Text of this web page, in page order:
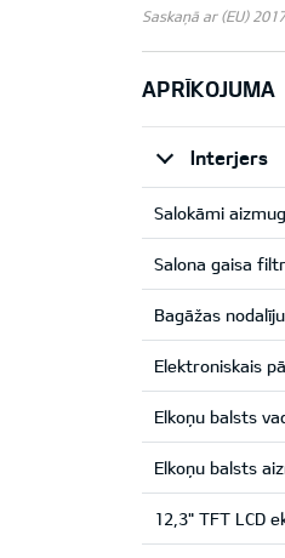
Saskaņā ar (EU)
APRĪKOJUMA
Interjers
Salokāmi
Salona gaisa
Bagāžas
Elektroniskais
Elkoņu balsts
Elkoņu balsts
12,3" TFT LCD